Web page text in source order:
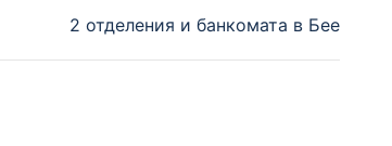
2 отделения и банкомата в Бее